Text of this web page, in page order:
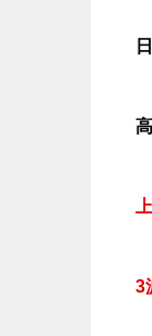
3